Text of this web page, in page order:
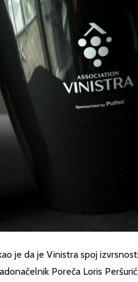
je da je Vinistra spoj
Poreča Loris